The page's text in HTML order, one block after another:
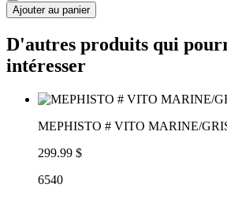
Ajouter au panier
D'autres produits qui
intéresser
MEPHISTO # VITO MARINE/
299.99 $
6540